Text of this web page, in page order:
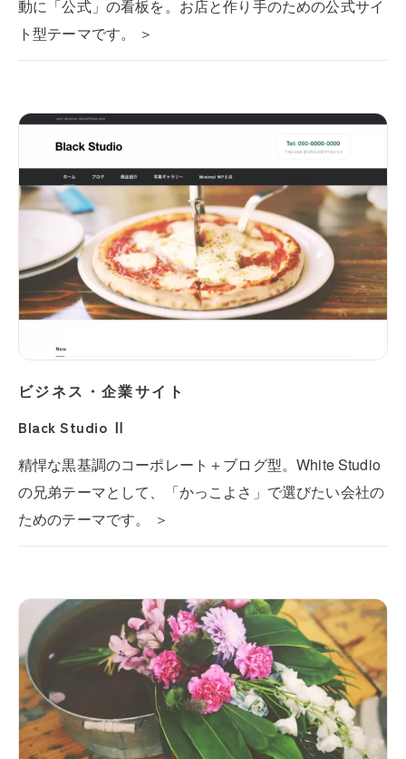
動に「公式」の看板を。お店と作り手のための公式サイ
ト型テーマです。 ＞
ビジネス・企業サイト
Black Studio Ⅱ
精悍な黒基調のコーポレート＋ブログ型。White Studio
の兄弟テーマとして、「かっこよさ」で選びたい会社の
ためのテーマです。 ＞